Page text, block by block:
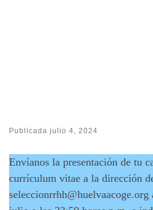
Publicada julio 4, 2024
Envíanos la presentación de tu
currículum vitae a la dirección